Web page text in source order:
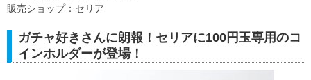
販売ショップ：セリア
ガチャ好きさんに朗報！セリアに100円玉専用のコ
インホルダーが登場！